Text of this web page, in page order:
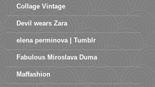
Collage Vintage
Devil wears Zara
elena perminova | Tumblr
Fabulous Miroslava Duma
Maffashion